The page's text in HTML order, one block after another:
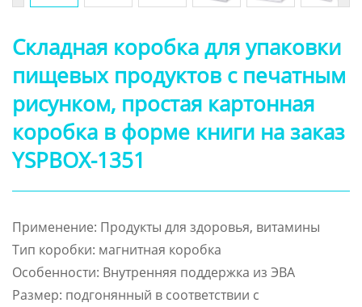
Складная коробка для упаковки
пищевых продуктов с печатным
рисунком, простая картонная
коробка в форме книги на заказ
YSPBOX-1351
Применение: Продукты для здоровья, витамины
Тип коробки: магнитная коробка
Особенности: Внутренняя поддержка из ЭВА
Размер: подгонянный в соответствии с